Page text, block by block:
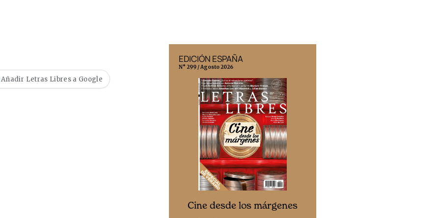
Añadir Letras Libres a Google
EDICIÓN ESPAÑA
N° 299 / Agosto 2026
Cine desde los márgenes